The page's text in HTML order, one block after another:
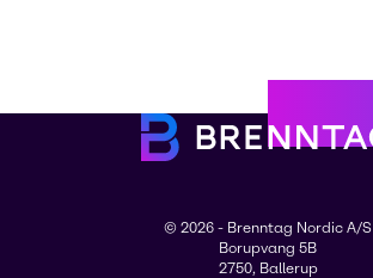
© 2026 - Brenntag Nordic A/S
Borupvang 5B
2750, Ballerup